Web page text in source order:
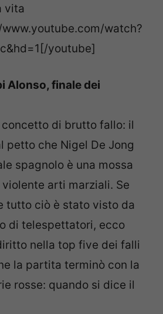
vita
watch?
youtube]
Alonso, finale dei
di brutto fallo: il
petto che Nigel De Jong
spagnolo è una mossa
arti marziali. Se
tutto ciò è stato visto da
di telespettatori, ecco
nella top five dei falli
la partita terminò con la
rosse: quando si dice il